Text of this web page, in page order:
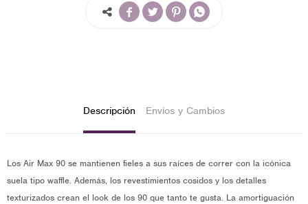
   
Descripción Envíos y Cambios
Los Air Max 90 se mantienen fieles a sus raíces de correr con la icónica
suela tipo waffle. Además, los revestimientos cosidos y los detalles
texturizados crean el look de los 90 que tanto te gusta. La amortiguación